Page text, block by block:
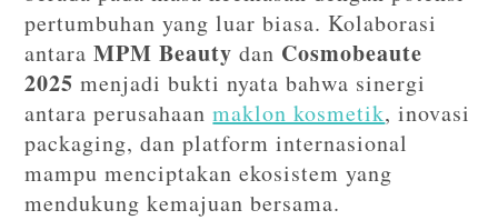
pertumbuhan yang luar biasa. Kolaborasi
antaraMPM Beauty dan Cosmobeaute
2025 menjadi bukti nyata bahwa sinergi
antara perusahaanmaklon kosmetik, inovasi
packaging, dan platform internasional
mampu menciptakan ekosistem yang
mendukung kemajuan bersama.